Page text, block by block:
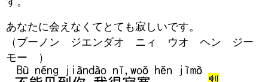
あなたに会えなくてとても寂しいです。
（ブーノン ジエンダオ ニィ ウオ ヘン ジー
モー ）